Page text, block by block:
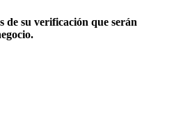
de su verificación que serán